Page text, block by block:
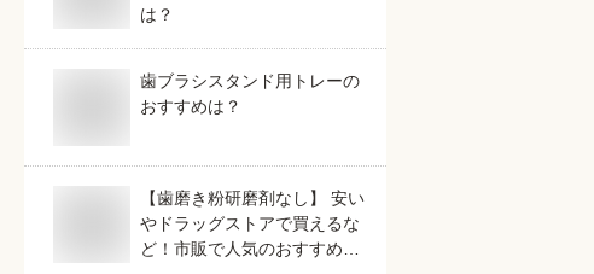
は？
歯ブラシスタンド用トレーの
おすすめは？
【歯磨き粉研磨剤なし】 安い
やドラッグストアで買えるな
ど！市販で人気のおすすめ